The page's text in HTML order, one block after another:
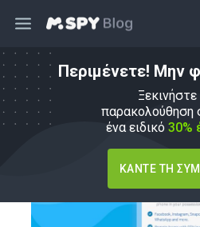
Περιμένετε! Μην
Ξεκινήστε
παρακολούθηση
ένα ειδικό 30%
ΚΆΝΤΕ ΤΗ
Εναλλακτικές